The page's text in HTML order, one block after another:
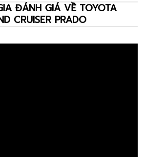
ĐÁNH GIÁ VỀ TOYOTA
CRUISER PRADO